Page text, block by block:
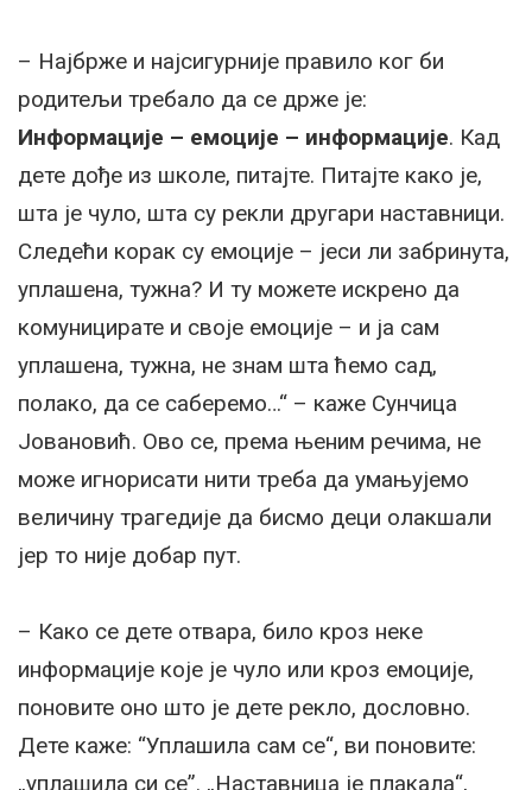
– Најбрже и најсигурније правило ког би
родитељи требало да се држе је:
Информације – емоције – информације. Кад
дете дође из школе, питајте. Питајте како је,
шта је чуло, шта су рекли другари наставници.
Следећи корак су емоције – јеси ли забринута,
уплашена, тужна? И ту можете искрено да
комуницирате и своје емоције – и ја сам
уплашена, тужна, не знам шта ћемо сад,
полако, да се саберемо…“ – каже Сунчица
Јовановић. Ово се, према њеним речима, не
може игнорисати нити треба да умањујемо
величину трагедије да бисмо деци олакшали
јер то није добар пут.
– Како се дете отвара, било кроз неке
информације које је чуло или кроз емоције,
поновите оно што је дете рекло, дословно.
Дете каже: “Уплашила сам се“, ви поновите:
„уплашила си се”. „Наставница је плакала“,